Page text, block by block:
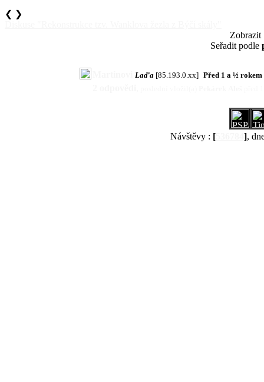
❮ ❯
Seřadit podle
Laďa [85.193.0.xx] Před 1 a ½ rokem
Návštěvy : [536784 ],